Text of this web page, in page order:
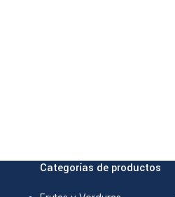
Categorías de productos